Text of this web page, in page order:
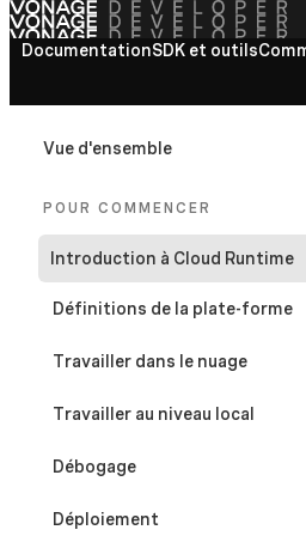
DocumentationSDK et outils
Voir tous les documents
Vue d'ensemble
POUR COMMENCER
Introduction à Cloud Runtime
Définitions de la plate-forme
Travailler dans le nuage
Travailler au niveau local
Débogage
Déploiement